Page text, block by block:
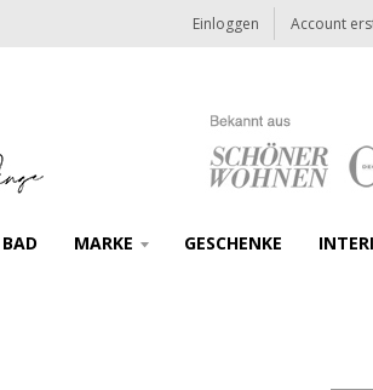
Einloggen Account
BAD MARKE GESCHENKE